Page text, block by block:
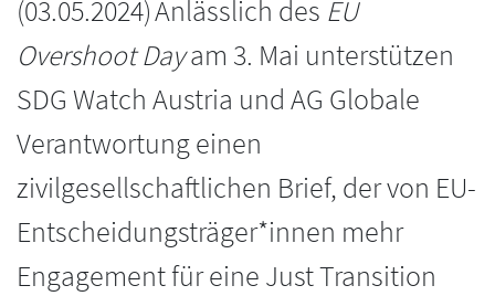
(03.05.2024)Anlässlich des EU
Overshoot Dayam 3. Mai unterstützen
SDG Watch Austria und AG Globale
Verantwortung einen
zivilgesellschaftlichen Brief, der von EU-
Entscheidungsträger*innen mehr
Engagement für eine Just Transition